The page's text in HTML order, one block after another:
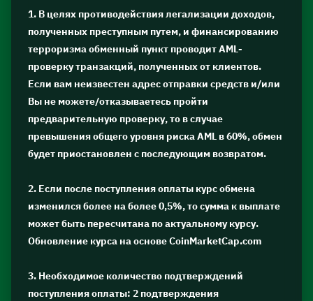
1. В целях противодействия легализации доходов,
полученных преступным путем, и финансированию
терроризма обменный пункт проводит AML-
проверку транзакций, полученных от клиентов.
Если вам неизвестен адрес отправки средств и/или
Вы не можете/отказываетесь пройти
предварительную проверку, то в случае
превышения общего уровня риска AML в 60%, обмен
будет приостановлен с последующим возвратом.
2. Если после поступления оплаты курс обмена
изменился более на более 0,5%, то сумма к выплате
может быть пересчитана по актуальному курсу.
Обновление курса на основе CoinMarketCap.com
3. Необходимое количество подтверждений
поступления оплаты: 2 подтверждения